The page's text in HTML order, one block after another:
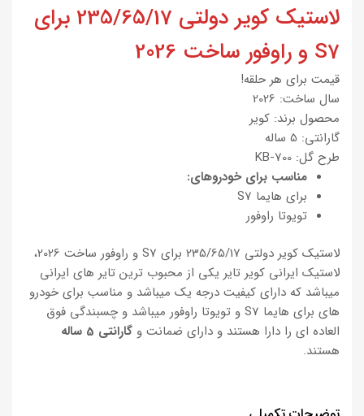
لاستیک کویر دولتی 235/65/17 برای
S7 و راوفور ساخت 2026
قیمت برای هر حلقه!
سال ساخت: 2026
محصول برند: کویر
گارانتی: 5 ساله
طرح گل: KB-700
مناسب برای خودروهای:
برای هایما S7
تویوتا راوفور
لاستیک کویر دولتی 235/65/17 برای S7 و راوفور ساخت 2026،
لاستیک ایرانی کویر تایر یکی از محبوب ترین تایر های ایرانی
میباشد که دارای کیفیت درجه یک میباشد و مناسب برای خودرو
های برای هایما S7 و تویوتا راوفور میباشد و چسبندگی فوق
العاده ای را دارا هستند و دارای ضمانت و گارانتی 5 ساله
هستند.